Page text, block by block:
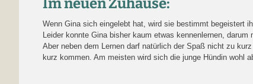
Wenn Gina sich eingelebt hat, wird sie bestimmt begeistert
Leider konnte Gina bisher kaum etwas kennenlernen,
Aber neben dem Lernen darf natürlich der Spaß nicht zu
kurz kommen. Am meisten wird sich die junge Hündin wohl